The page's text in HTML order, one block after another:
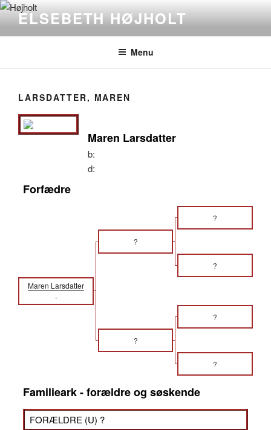
Videre
indhold
ELSEBETH HØJHOLT
Menu
LARSDATTER, MAREN
Maren Larsdatter
b:
d:
Forfædre
?
?
?
Maren Larsdatter
-
?
?
?
Familieark - forældre og søskende
FORÆLDRE (U) ?